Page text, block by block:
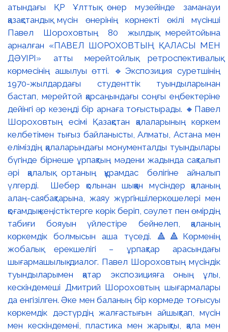
атындағы ҚР Ұлттық өнер музейінде заманауи
қазақстандық мүсін өнерінің көрнекті өкілі мүсінші
Павел Шороховтың 80 жылдық мерейтойына
арналған «ПАВЕЛ ШОРОХОВТЫҢ ҚАЛАСЫ МЕН
ДӘУІРІ» атты мерейтойлық ретроспективалық
көрмесінің ашылуы өтті. 🔹Экспозиция суретшінің
1970-жылдардағы студенттік туындыларынан
бастап, мерейтой қарсаңындағы соңғы еңбектеріне
дейінгі әр кезеңді бір арнаға тоғыстырады. 🔸Павел
Шороховтың есімі Қазақстан қалаларының көркем
келбетімен тығыз байланысты, Алматы, Астана мен
еліміздің қалаларындағы монументалды туындылары
бүгінде бірнеше ұрпақтың мәдени жадында сақталып
әрі қалалық ортаның құрамдас бөлігіне айналып
үлгерді. Шебер қолынан шыққан мүсіндер қаланың
алаң-саябақтарына, жаяу жүргіншілеркөшелері мен
қоғамдық кеңістіктерге көрік беріп, сәулет пен өмірдің
табиғи бояуын үйлестіре бейнелеп, қаланың
көркемдік болмысын аша түседі. 🔺🔺Көрменің
жобалық ерекшелігі – ұрпақтар арасындағы
шығармашылық диалог. Павел Шороховтың мүсіндік
туындыларымен қатар экспозицияға оның ұлы,
кескіндемеші Дмитрий Шороховтың шығармалары
да енгізілген. Әке мен баланың бір көрмеде тоғысуы
көркемдік дәстүрдің жалғастығын айшықтап, мүсін
мен кескіндемені, пластика мен жарықты, қала мен